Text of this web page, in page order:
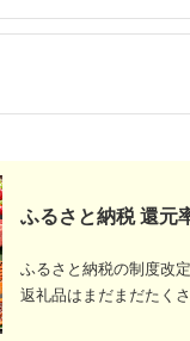
出典：ふるなび
ソレイユの丘 回数券
400円分×22枚【株式
会社日比谷花壇】
ふるさと納税 還元
ふるさと納税の制度改
返礼品はまだまだたく